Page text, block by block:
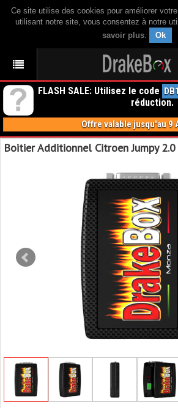
Ce site utilise des cookies pour améliorer
utilisant notre site, vous consentez à notre
savoir plus. Ok
FLASH SALE: Utilisez le code
réduction.
Offre valable jusqu'au 9
Boitier Additionnel Citroen Jumpy